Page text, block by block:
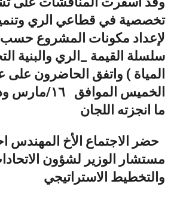
تخصصية في قطاعي الري وتنمية
لإعداد مكونات المشروع حسب
سلسلة القيمة _الري والبنية
المياة ) واتفق الحاضرون على
الخميس
ما انجزته اللجان
حضر الاجتماع الأخ المهندس
مستشار الوزير لشؤون
والتخطيط الاستراتيجي